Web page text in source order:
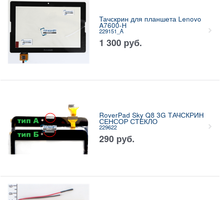
Тачскрин для планшета Lenovo
A7600-H
229151_A
1 300 руб.
RoverPad Sky Q8 3G ТАЧСКРИН
СЕНСОР СТЕКЛО
229622
290 руб.